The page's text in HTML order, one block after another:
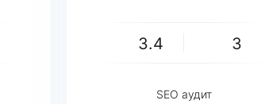
3.4 3
SEO аудит